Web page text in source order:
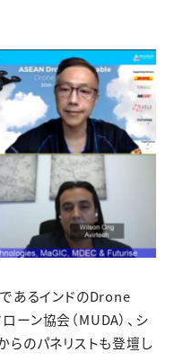
あるインドのDrone
ン協会（MUDA）、シ
のパネリストも登壇し